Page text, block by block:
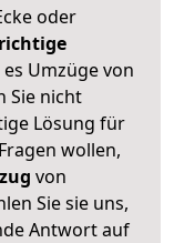
oder
richtige
Umzüge von
Sie nicht
Lösung für
wollen,
von
Sie sie uns,
Antwort auf